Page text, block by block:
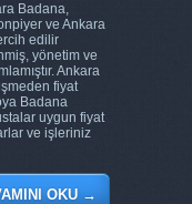
Badana,
ve Ankara
edilir
yönetim ve
Ankara
fiyat
Badana
uygun fiyat
ve işleriniz
OKU→